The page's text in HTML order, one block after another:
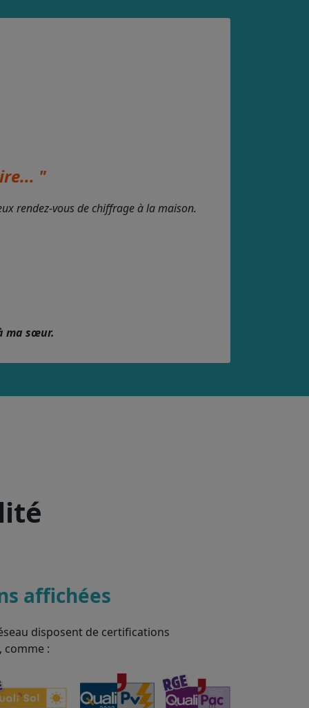
"
rendez-vous de chiffrage à la maison.
ma sœur.
affichées
disposent de certifications
comme :